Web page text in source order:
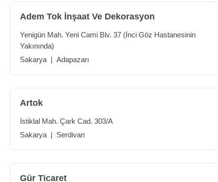
Adem Tok İnşaat Ve Dekorasyon
Yenigün Mah. Yeni Cami Blv. 37 (İnci Göz Hastanesinin
Yakınında)
Sakarya | Adapazarı
Artok
İstiklal Mah. Çark Cad. 303/A
Sakarya | Serdivan
Gür Ticaret